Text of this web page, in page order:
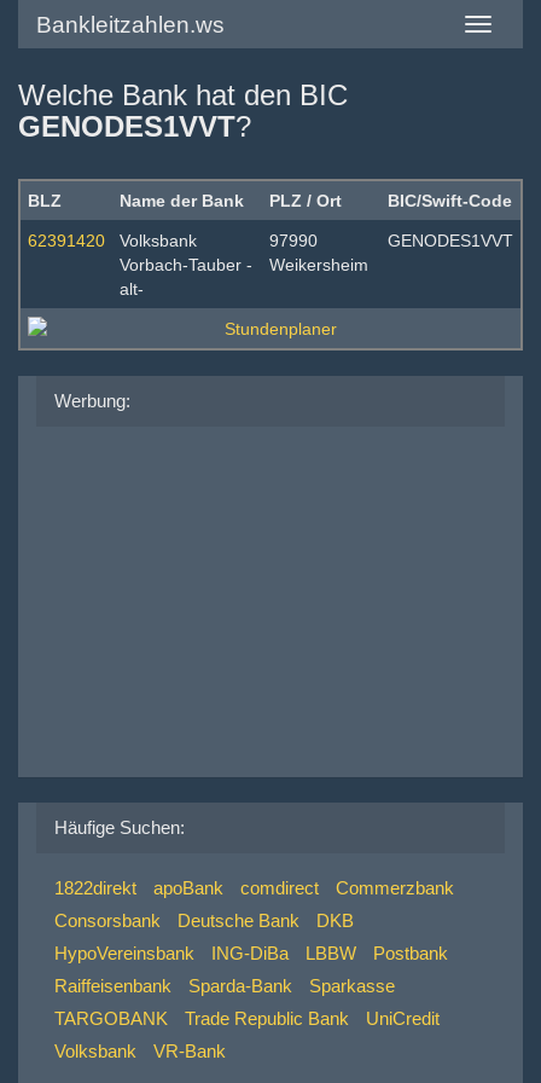
Toggle
Bankleitzahlen.ws
Welche Bank hat den BIC
GENODES1VVT?
BLZ Name der Bank PLZ / Ort BIC/Swift-Code
62391420
Volksbank
Vorbach-Tauber -
alt-
97990
Weikersheim
GENODES1VVT
Werbung:
Häufige Suchen:
1822direkt apoBank comdirect
Commerzbank
Consorsbank
Deutsche Bank
DKB
HypoVereinsbank
ING-DiBa LBBW
Postbank
Raiffeisenbank
Sparda-Bank
Sparkasse
TARGOBANK
Trade Republic Bank
UniCredit
Volksbank
VR-Bank